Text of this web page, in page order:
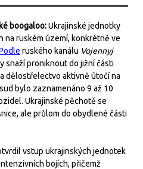
boogaloo:Ukrajinské jednotky
na ruském území, konkrétně ve
ruského kanálu Vojennyj
snaží proniknout do jižní části
dělostřelectvo aktivně útočí na
bylo zaznamenáno 9 až 10
Ukrajinské pěchotě se
ale průlom do obydlené části
vstup ukrajinských jednotek
bojích, přičemž